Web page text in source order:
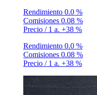
Rendimiento 0.0 %
Comisiones 0.08 %
Precio / 1 a. +38 %
Rendimiento 0.0 %
Comisiones 0.08 %
Precio / 1 a. +38 %